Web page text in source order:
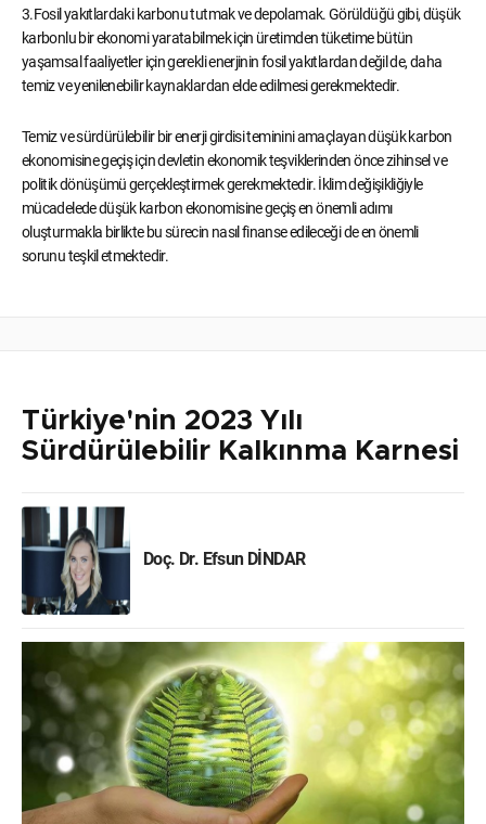
3.Fosil yakıtlardaki karbonu tutmak ve depolamak. Görüldüğü gibi, düşük
karbonlu bir ekonomi yaratabilmek için üretimden tüketime bütün
yaşamsal faaliyetler için gerekli enerjinin fosil yakıtlardan değil de, daha
temiz ve yenilenebilir kaynaklardan elde edilmesi gerekmektedir.
Temiz ve sürdürülebilir bir enerji girdisi teminini amaçlayan düşük karbon
ekonomisine geçiş için devletin ekonomik teşviklerinden önce zihinsel ve
politik dönüşümü gerçekleştirmek gerekmektedir. İklim değişikliğiyle
mücadelede düşük karbon ekonomisine geçiş en önemli adımı
oluşturmakla birlikte bu sürecin nasıl finanse edileceği de en önemli
sorunu teşkil etmektedir.
Türkiye'nin 2023 Yılı
Sürdürülebilir Kalkınma Karnesi
Doç. Dr. Efsun DİNDAR